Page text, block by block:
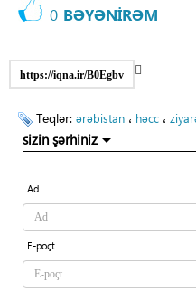
0 BƏYƏNİRƏM
https://iqna.ir/B0Egbv
Teqlər: ərəbistan ، həcc ،
sizin şərhiniz
Ad
E-poçt